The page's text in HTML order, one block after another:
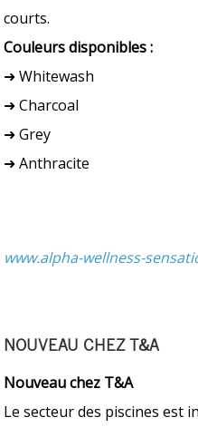
courts.
Couleurs disponibles :
➜ Whitewash
➜ Charcoal
➜ Grey
➜ Anthracite
www.alpha-wellness-
NOUVEAU CHEZ T&A
Nouveau chez T&A
Le secteur des piscines est